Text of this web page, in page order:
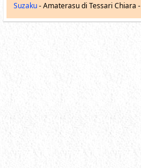
Suzaku- Amaterasu di Tessari Chiara -